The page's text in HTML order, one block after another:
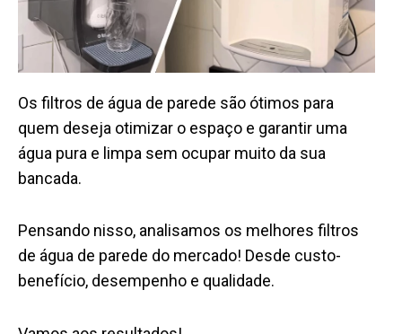
Os filtros de água de parede são ótimos para
quem deseja otimizar o espaço e garantir uma
água pura e limpa sem ocupar muito da sua
bancada.
Pensando nisso, analisamos os melhores filtros
de água de parede do mercado! Desde custo-
benefício, desempenho e qualidade.